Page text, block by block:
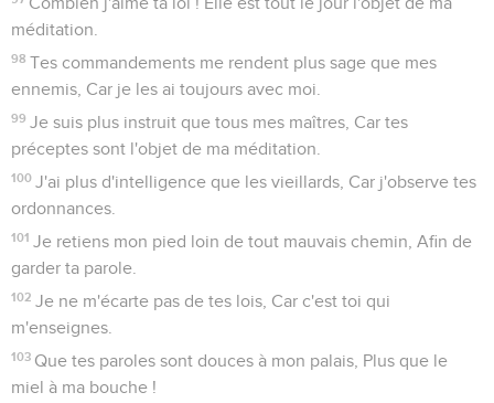
méditation.
98 Tes commandements me rendent plus sage que mes
ennemis, Car je les ai toujours avec moi.
99 Je suis plus instruit que tous mes maîtres, Car tes
préceptes sont l'objet de ma méditation.
100 J'ai plus d'intelligence que les vieillards, Car j'observe tes
ordonnances.
101 Je retiens mon pied loin de tout mauvais chemin, Afin de
garder ta parole.
102 Je ne m'écarte pas de tes lois, Car c'est toi qui
m'enseignes.
103 Que tes paroles sont douces à mon palais, Plus que le
miel à ma bouche !